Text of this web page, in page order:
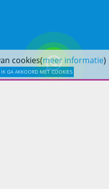
cookies(meer informatie)
IK GA AKKOORD MET COOKIES